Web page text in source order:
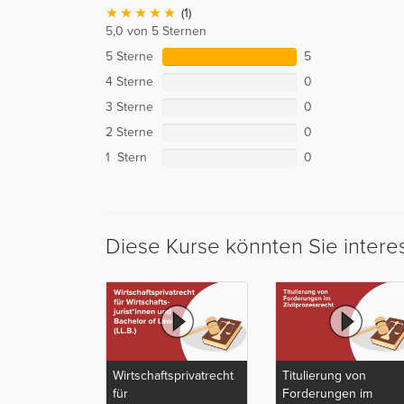
(1)
5,0 von 5 Sternen
5 Sterne
5
4 Sterne
0
3 Sterne
0
2 Sterne
0
1 Stern
0
Diese Kurse könnten Sie
Wirtschaftsprivatrecht
für
Titulierung von
Forderungen im